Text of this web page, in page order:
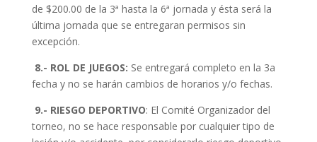
de $200.00 de la 3ª hasta la 6ª jornada y ésta será la
última jornada que se entregaran permisos sin
excepción.
8.- ROL DE JUEGOS: Se entregará completo en la 3a
fecha y no se harán cambios de horarios y/o fechas.
9.- RIESGO DEPORTIVO: El Comité Organizador del
torneo, no se hace responsable por cualquier tipo de